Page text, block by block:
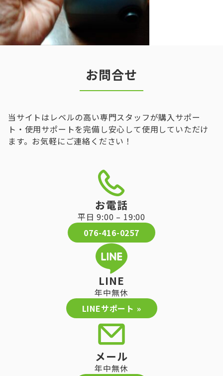
お問合せ
当サイトはレベルの高い専門スタッフが購入サポー
ト・使用サポートを完備し安心して使用していただけ
ます。お気軽にご連絡ください！
お電話
平日 9:00 – 19:00
076-416-0257
LINE
年中無休
LINEサポート »
メール
年中無休